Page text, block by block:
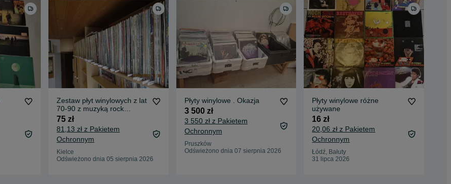
Zestaw płyt winylowych z lat
70-90 z muzyką rock
zagraniczną.
75 zł
81,13 zł z Pakietem
Ochronnym
Kielce
Odświeżono dnia 05 sierpnia 2026
Płyty winylowe . Okazja
3 500 zł
3 550 zł z Pakietem
Ochronnym
Pruszków
Odświeżono dnia 07 sierpnia 2026
Płyty winylowe różne
używane
16 zł
20,06 zł z Pakietem
Ochronnym
Łódź, Bałuty
31 lipca 2026